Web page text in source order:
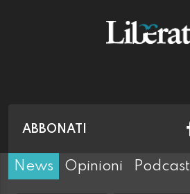
ABBONATI
News Opinioni Podcast